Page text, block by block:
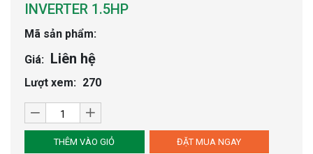
INVERTER 1.5HP
Mã sản phẩm:
Giá: Liên hệ
Lượt xem: 270
THÊM VÀO GIỎ ĐẶT MUA NGAY